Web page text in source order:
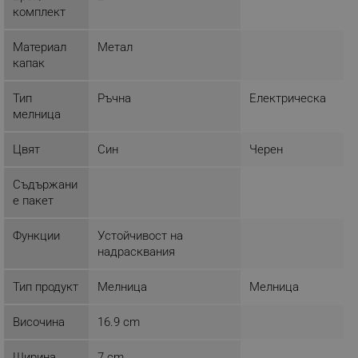
комплект
Материал
капак
Метал
Тип
мелница
Ръчна Електрическа
Цвят Син Черен
Съдържани
е пакет
Функции
Устойчивост на
надрасквания
Тип продукт Мелница Мелница
Височина 16.9 cm
ТАРГЕТИРАНЕ
Некласифицирани
потребителско влизане и управление на
правилно без строго необходими бисквитки.